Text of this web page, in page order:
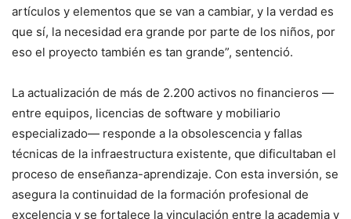
artículos y elementos que se van a cambiar, y la verdad es
que sí, la necesidad era grande por parte de los niños, por
eso el proyecto también es tan grande”, sentenció.
La actualización de más de 2.200 activos no financieros —
entre equipos, licencias de software y mobiliario
especializado— responde a la obsolescencia y fallas
técnicas de la infraestructura existente, que dificultaban el
proceso de enseñanza-aprendizaje. Con esta inversión, se
asegura la continuidad de la formación profesional de
excelencia y se fortalece la vinculación entre la academia y